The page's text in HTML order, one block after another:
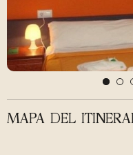
MAPA DEL